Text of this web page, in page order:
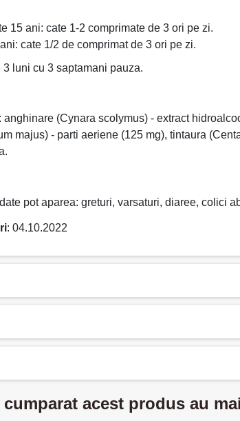
15 ani: cate 1-2 comprimate de 3 ori pe zi.
cate 1/2 de comprimat de 3 ori pe zi.
luni cu 3 saptamani pauza.
anghinare (Cynara scolymus) - extract
majus) - parti aeriene (125 mg), tintaura
pot aparea: greturi, varsaturi, diaree, colici
: 04.10.2022
acest produs au